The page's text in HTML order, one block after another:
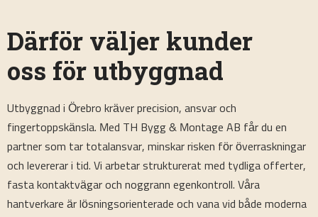
Därför väljer kunder
oss för utbyggnad
Utbyggnad i Örebro kräver precision, ansvar och
fingertoppskänsla. Med TH Bygg & Montage AB får du en
partner som tar totalansvar, minskar risken för överraskningar
och levererar i tid. Vi arbetar strukturerat med tydliga offerter,
fasta kontaktvägar och noggrann egenkontroll. Våra
hantverkare är lösningsorienterade och vana vid både moderna